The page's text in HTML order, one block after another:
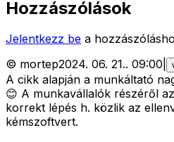
Hozzászólások
Jelentkezz be a
© mortep2024. 06. 21.. 09:00
A cikk alapján a munkáltató
😊 A munkavállalók részéről
korrekt lépés h. közlik az
kémszoftvert.